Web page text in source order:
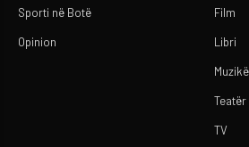
Sporti në Botë
Opinion
Film
Libri
Muzikë
Teatër
TV